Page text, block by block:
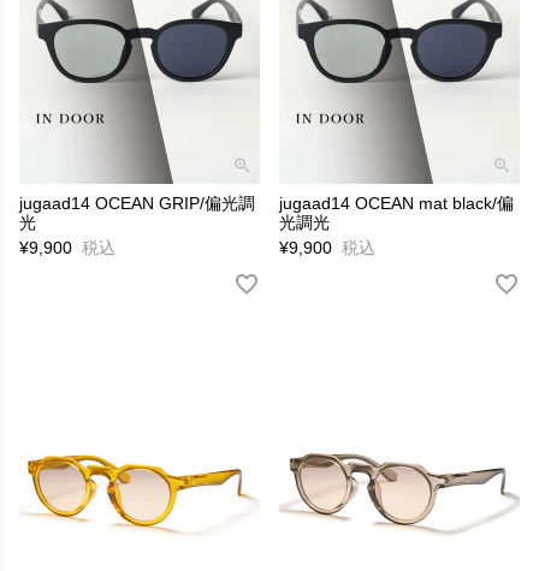
jugaad14 OCEAN GRIP/偏光調
光
¥9,900 税込
jugaad14 OCEAN mat black/偏
光調光
¥9,900 税込